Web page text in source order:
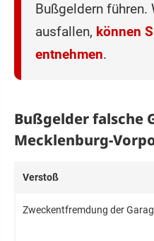
Bußgeldern führen.
ausfallen, können
entnehmen.
Bußgelder falsche
Mecklenburg-
Verstoß
Zweckentfremdung der